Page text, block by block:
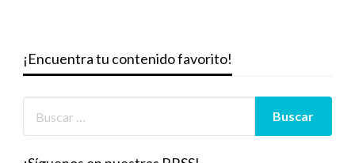
¡Encuentra tu contenido favorito!